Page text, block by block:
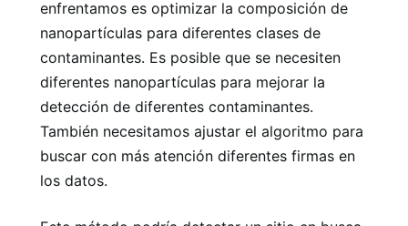
enfrentamos es optimizar la composición de
nanopartículas para diferentes clases de
contaminantes. Es posible que se necesiten
diferentes nanopartículas para mejorar la
detección de diferentes contaminantes.
También necesitamos ajustar el algoritmo para
buscar con más atención diferentes firmas en
los datos.